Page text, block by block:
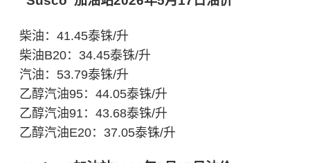
柴油：41.45泰铢/升
柴油B20：34.45泰铢/升
汽油：53.79泰铢/升
乙醇汽油95：44.05泰铢/升
乙醇汽油91：43.68泰铢/升
乙醇汽油E20：37.05泰铢/升